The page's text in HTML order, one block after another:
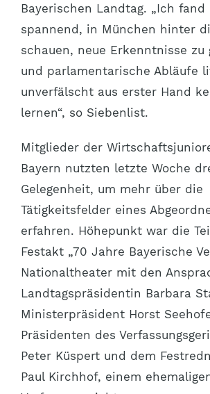
Bayerischen Landtag. „Ich fand
spannend, in München hinter
schauen, neue Erkenntnisse zu
und parlamentarische Abläufe
unverfälscht aus erster Hand
lernen“, so Siebenlist.
Mitglieder der
Bayern nutzten letzte Woche
Gelegenheit, um mehr über die
Tätigkeitsfelder eines
erfahren. Höhepunkt war die
Festakt „70 Jahre Bayerische
Nationaltheater mit den
Landtagspräsidentin Barbara
Ministerpräsident Horst
Präsidenten des
Peter Küspert und dem
Paul Kirchhof, einem